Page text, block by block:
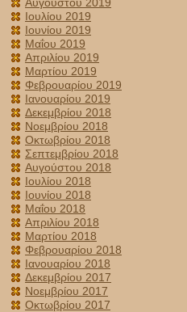
Ιουλίου 2019
Ιουνίου 2019
Μαΐου 2019
Απριλίου 2019
Μαρτίου 2019
Φεβρουαρίου 2019
Ιανουαρίου 2019
Δεκεμβρίου 2018
Νοεμβρίου 2018
Οκτωβρίου 2018
Σεπτεμβρίου 2018
Αυγούστου 2018
Ιουλίου 2018
Ιουνίου 2018
Μαΐου 2018
Απριλίου 2018
Μαρτίου 2018
Φεβρουαρίου 2018
Ιανουαρίου 2018
Δεκεμβρίου 2017
Νοεμβρίου 2017
Οκτωβρίου 2017